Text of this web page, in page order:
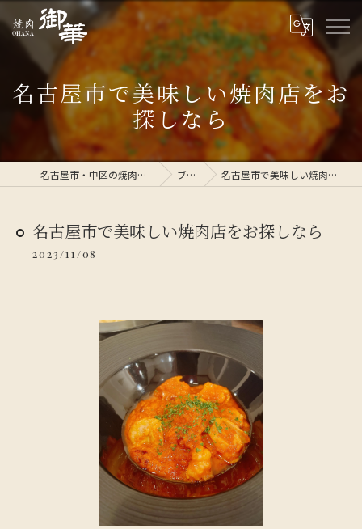
名古屋市で美味しい焼肉店をお
探しなら
名古屋市・中区の焼肉なら焼肉 御華 ブログ 名古屋市で美味しい焼肉店をお探しなら
名古屋市で美味しい焼肉店をお探しなら
2023/11/08